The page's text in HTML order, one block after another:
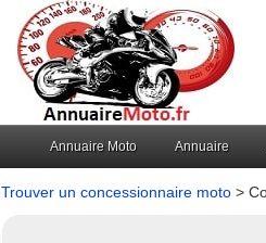
Annuaire Moto Annuaire
Trouver un concessionnaire moto >